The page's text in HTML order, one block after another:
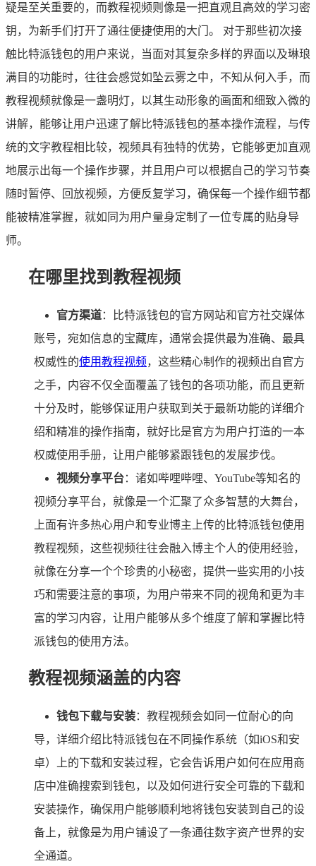
疑是至关重要的，而教程视频则像是一把直观且高效的学习密
钥，为新手们打开了通往便捷使用的大门。 对于那些初次接
触比特派钱包的用户来说，当面对其复杂多样的界面以及琳琅
满目的功能时，往往会感觉如坠云雾之中，不知从何入手，而
教程视频就像是一盏明灯，以其生动形象的画面和细致入微的
讲解，能够让用户迅速了解比特派钱包的基本操作流程，与传
统的文字教程相比较，视频具有独特的优势，它能够更加直观
地展示出每一个操作步骤，并且用户可以根据自己的学习节奏
随时暂停、回放视频，方便反复学习，确保每一个操作细节都
能被精准掌握，就如同为用户量身定制了一位专属的贴身导
师。
在哪里找到教程视频
官方渠道：比特派钱包的官方网站和官方社交媒体
账号，宛如信息的宝藏库，通常会提供最为准确、最具
权威性的使用教程视频，这些精心制作的视频出自官方
之手，内容不仅全面覆盖了钱包的各项功能，而且更新
十分及时，能够保证用户获取到关于最新功能的详细介
绍和精准的操作指南，就好比是官方为用户打造的一本
权威使用手册，让用户能够紧跟钱包的发展步伐。
视频分享平台：诸如哔哩哔哩、YouTube等知名的
视频分享平台，就像是一个汇聚了众多智慧的大舞台，
上面有许多热心用户和专业博主上传的比特派钱包使用
教程视频，这些视频往往会融入博主个人的使用经验，
就像在分享一个个珍贵的小秘密，提供一些实用的小技
巧和需要注意的事项，为用户带来不同的视角和更为丰
富的学习内容，让用户能够从多个维度了解和掌握比特
派钱包的使用方法。
教程视频涵盖的内容
钱包下载与安装：教程视频会如同一位耐心的向
导，详细介绍比特派钱包在不同操作系统（如iOS和安
卓）上的下载和安装过程，它会告诉用户如何在应用商
店中准确搜索到钱包，以及如何进行安全可靠的下载和
安装操作，确保用户能够顺利地将钱包安装到自己的设
备上，就像是为用户铺设了一条通往数字资产世界的安
全通道。